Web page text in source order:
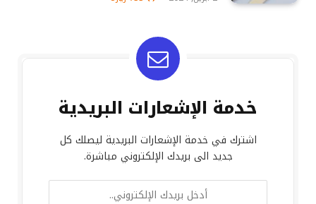
خدمة الإشعارات البريدية
اشترك في خدمة الإشعارات البريدية ليصلك كل
جديد الى بريدك الإلكتروني مباشرة.